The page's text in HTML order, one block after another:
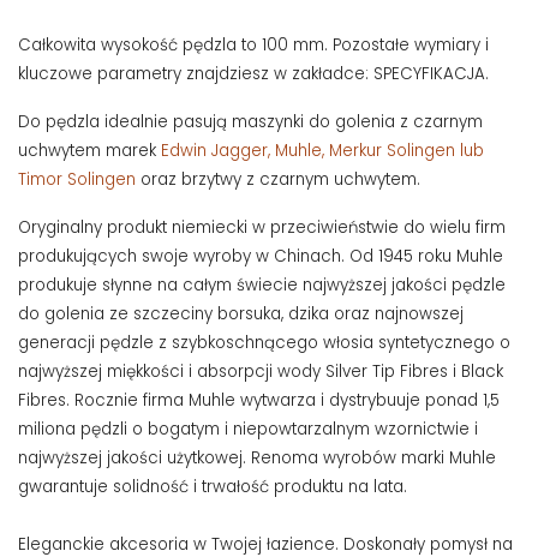
Całkowita wysokość pędzla to 100 mm. Pozostałe wymiary i
kluczowe parametry znajdziesz w zakładce: SPECYFIKACJA.
Do pędzla idealnie pasują maszynki do golenia z czarnym
uchwytem marek Edwin Jagger, Muhle, Merkur Solingen lub
Timor Solingen oraz brzytwy z czarnym uchwytem.
Oryginalny produkt niemiecki w przeciwieństwie do wielu firm
produkujących swoje wyroby w Chinach. Od 1945 roku Muhle
produkuje słynne na całym świecie najwyższej jakości pędzle
do golenia ze szczeciny borsuka, dzika oraz najnowszej
generacji pędzle z szybkoschnącego włosia syntetycznego o
najwyższej miękkości i absorpcji wody Silver Tip Fibres i Black
Fibres. Rocznie firma Muhle wytwarza i dystrybuuje ponad 1,5
miliona pędzli o bogatym i niepowtarzalnym wzornictwie i
najwyższej jakości użytkowej. Renoma wyrobów marki Muhle
gwarantuje solidność i trwałość produktu na lata.
Eleganckie akcesoria w Twojej łazience. Doskonały pomysł na